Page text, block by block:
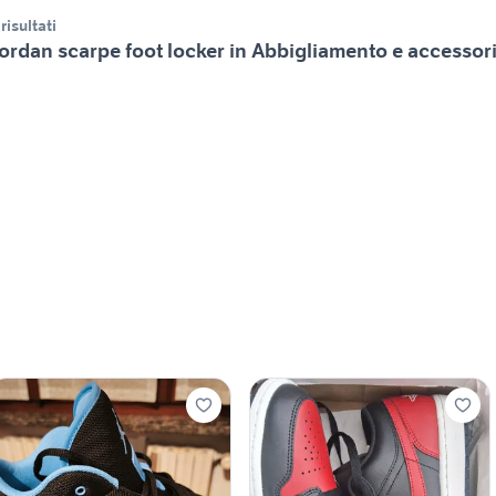
scarpe foot locker in Abbigliamento e accessori